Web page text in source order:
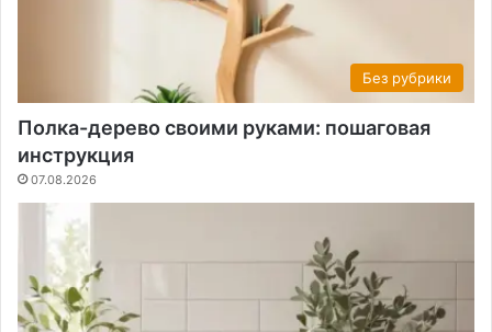
Без рубрики
Полка-дерево своими руками: пошаговая
инструкция
07.08.2026